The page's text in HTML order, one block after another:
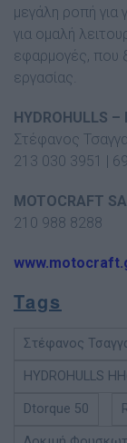
µεγάλη ροπή
για οµαλή
εφαρµογές, που
εργασίας.
HYDROHULLS
Στέφανος
213 030 3951 |
MOTOCRAFT SA
210 988 8288
Tags
Στέφανος
HYDROHULLS
Dtorque 50